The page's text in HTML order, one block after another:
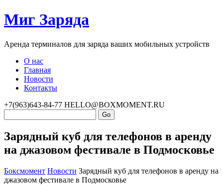
Миг Заряда
Аренда терминалов для заряда ваших мобильных устройств
О нас
Главная
Новости
Контакты
+7(963)643-84-77 HELLO@BOXMOMENT.RU
Зарядный куб для телефонов в аренду
на джазовом фестивале в Подмосковье
Боксмомент Новости Зарядный куб для телефонов в аренду на
джазовом фестивале в Подмосковье